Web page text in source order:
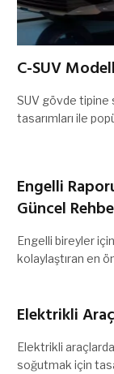
C-SUV
SUV gövde tipine
tasarımları ile
Engelli
Güncel
Engelli bireyler
kolaylaştıran en
Elektrikli
Elektrikli araçlarda
soğutmak için